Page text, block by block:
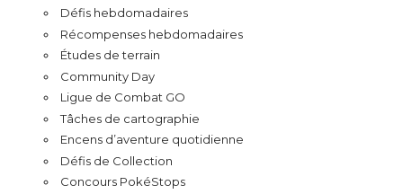
Défis hebdomadaires
Récompenses hebdomadaires
Études de terrain
Community Day
Ligue de Combat GO
Tâches de cartographie
Encens d’aventure quotidienne
Défis de Collection
Concours PokéStops